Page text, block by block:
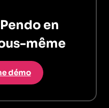
en
même
démo